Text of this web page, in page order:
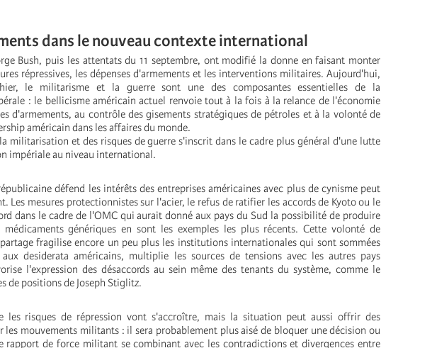
dans le nouveau contexte international
Bush, puis les attentats du 11 septembre, ont modifié la donne en faisant monter
répressives, les dépenses d'armements et les interventions militaires. Aujourd'hui,
le militarisme et la guerre sont une des composantes essentielles de la
: le bellicisme américain actuel renvoie tout à la fois à la relance de l'économie
d'armements, au contrôle des gisements stratégiques de pétroles et à la volonté de
américain dans les affaires du monde.
militarisation et des risques de guerre s'inscrit dans le cadre plus général d'une lutte
impériale au niveau international.
défend les intérêts des entreprises américaines avec plus de cynisme peut
Les mesures protectionnistes sur l'acier, le refus de ratifier les accords de Kyoto ou le
dans le cadre de l'OMC qui aurait donné aux pays du Sud la possibilité de produire
génériques en sont les exemples les plus récents. Cette volonté de
fragilise encore un peu plus les institutions internationales qui sont sommées
desiderata américains, multiplie les sources de tensions avec les autres pays
l'expression des désaccords au sein même des tenants du système, comme le
de positions de Joseph Stiglitz.
les risques de répression vont s'accroître, mais la situation peut aussi offrir des
les mouvements militants : il sera probablement plus aisé de bloquer une décision ou
rapport de force militant se combinant avec les contradictions et divergences entre